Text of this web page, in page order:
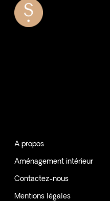
A propos
Aménagement intérieur
Contactez-nous
Mentions légales